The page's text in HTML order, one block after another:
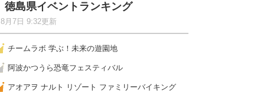
徳島県イベントランキング
8月7日 9:32更新
チームラボ 学ぶ！未来の遊園地
阿波かつうら恐竜フェスティバル
アオアヲ ナルト リゾート ファミリーバイキング